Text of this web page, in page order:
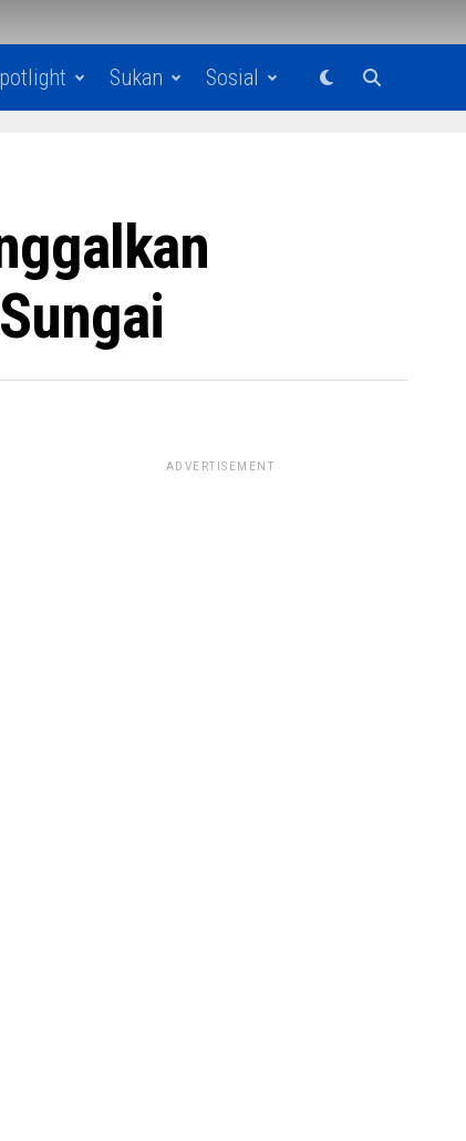
Sukan Sosial
ADVERTISEMENT